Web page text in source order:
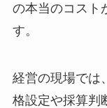
の本当のコスト
す。
経営の現場では
格設定や採算判